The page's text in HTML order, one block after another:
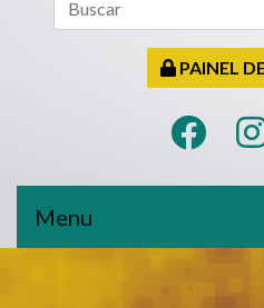
PAINEL
Menu